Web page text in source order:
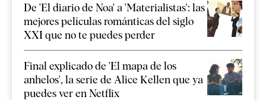
De 'El diario de Noa' a 'Materialistas': las
mejores películas románticas del siglo
XXI que no te puedes perder
Final explicado de 'El mapa de los
anhelos', la serie de Alice Kellen que ya
puedes ver en Netflix